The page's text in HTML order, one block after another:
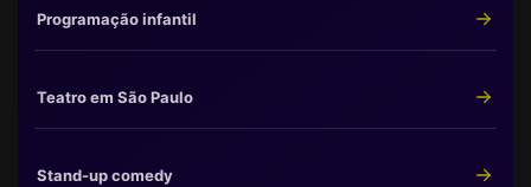
Programação infantil
Teatro em São Paulo
Stand-up comedy